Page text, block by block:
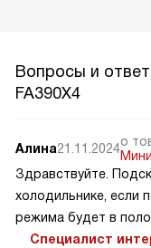
Вопросы и
FA390X4
Алина21.11.2024о
Здравствуйте.
холодильнике, если
режима будет в
Специалист